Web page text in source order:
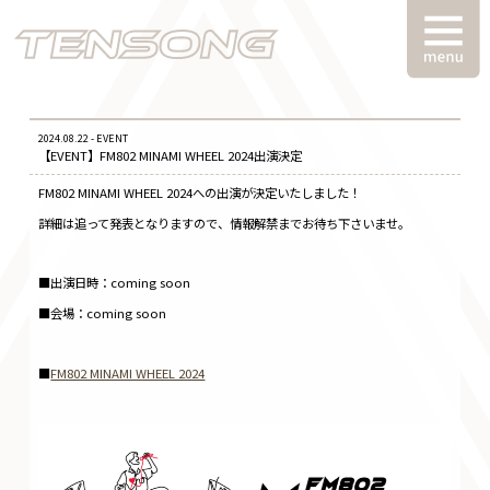
2024.08.22 - EVENT
【EVENT】FM802 MINAMI WHEEL 2024出演決定
FM802 MINAMI WHEEL 2024への出演が決定いたしました！
詳細は追って発表となりますので、情報解禁までお待ち下さいませ。
■出演日時：coming soon
■会場：coming soon
■FM802 MINAMI WHEEL 2024